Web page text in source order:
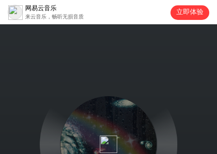
网易云音乐
来云音乐，畅听无损音质
立即体验